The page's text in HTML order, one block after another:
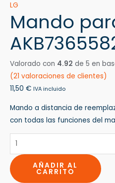
LG
Mando
Valorado con 4.92 de 5 en
(21 valoraciones de clientes)
11,50 € IVA incluido
Mando a distancia de
con todas las funciones del
AÑADIR AL
CARRITO